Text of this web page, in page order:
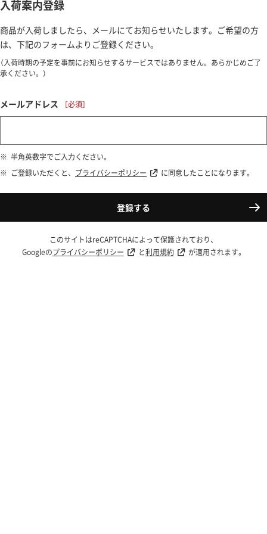
入荷案内登録
商品が入荷しましたら、メールにてお知らせいたします。ご希望の方
は、下記のフォームよりご登録ください。
（入荷時期の予定を事前にお知らせするサービスではありません。あらかじめご了
承ください。）
メールアドレス
半角英数字でご入力ください。
ご登録いただくと、 プライバシーポリシー に同意したことになります。
登録する
このサイトはreCAPTCHAによって保護されており、
Googleのプライバシーポリシー と利用規約 が適用されます。